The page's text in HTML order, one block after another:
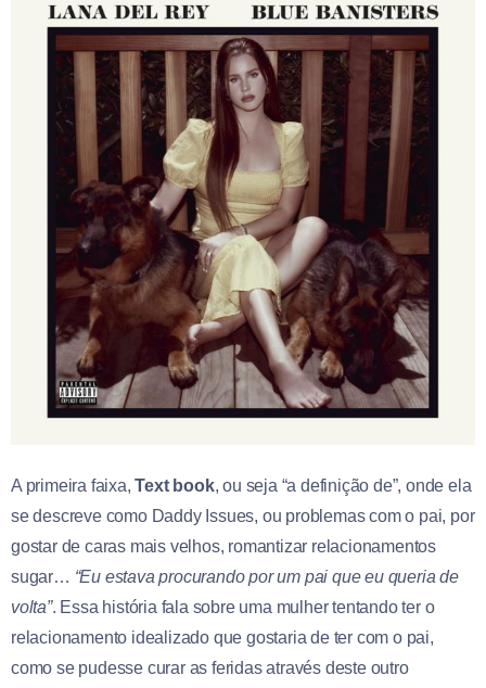
A primeira faixa,Text book, ou seja “a definição de”, onde ela
se descreve como Daddy Issues, ou problemas com o pai, por
gostar de caras mais velhos, romantizar relacionamentos
sugar… “Eu estava procurando por um pai que eu queria de
volta”. Essa história fala sobre uma mulher tentando ter o
relacionamento idealizado que gostaria de ter com o pai,
como se pudesse curar as feridas através deste outro